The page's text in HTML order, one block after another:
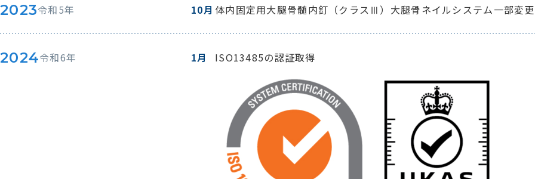
2023令和5年 10月 体内固定用大腿骨髄内釘（クラスⅢ）大腿骨ネイルシステム一部変
2024令和6年 1月 ISO13485の認証取得